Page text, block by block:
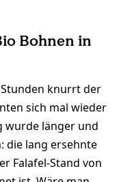
Bohnen in
Stunden knurrt der
sich mal wieder
wurde länger und
die lang ersehnte
Falafel-Stand von